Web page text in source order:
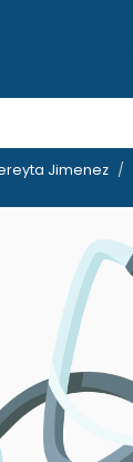
Jimenez